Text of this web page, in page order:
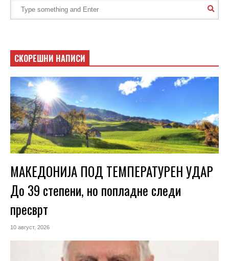
СКОРЕШНИ НАПИСИ
МАКЕДОНИЈА ПОД ТЕМПЕРАТУРЕН УДАР
До 39 степени, но попладне следи
пресврт
10 август, 2026